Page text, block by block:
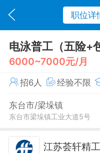
职位详
电泳普工（五险+
6000~7000元/月
招6人 经验不限
东台市/梁垛镇
东台市梁垛镇工业大道5号
江苏荟轩精